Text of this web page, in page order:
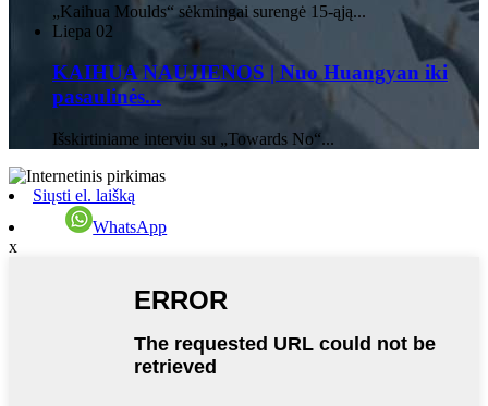
„Kaihua Moulds“ sėkmingai surengė 15-ąją...
Liepa 02
KAIHUA NAUJIENOS | Nuo Huangyan iki
pasaulinės...
Išskirtiniame interviu su „Towards No“...
Siųsti el. laišką
WhatsApp
x